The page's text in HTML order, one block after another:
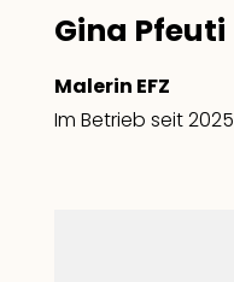
Gina Pfeuti
Malerin EFZ
Im Betrieb seit 2025